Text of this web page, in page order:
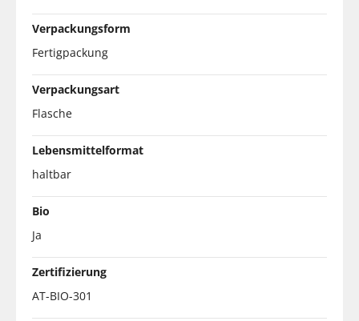
Verpackungsform
Fertigpackung
Verpackungsart
Flasche
Lebensmittelformat
haltbar
Bio
Ja
Zertifizierung
AT-BIO-301